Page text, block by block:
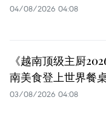
04/08/2026 04:08
《越南顶级主厨
南美食登上世界餐
03/08/2026 04:08